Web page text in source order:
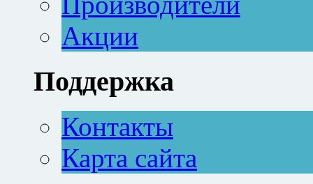
Акции
Поддержка
Контакты
Карта сайта